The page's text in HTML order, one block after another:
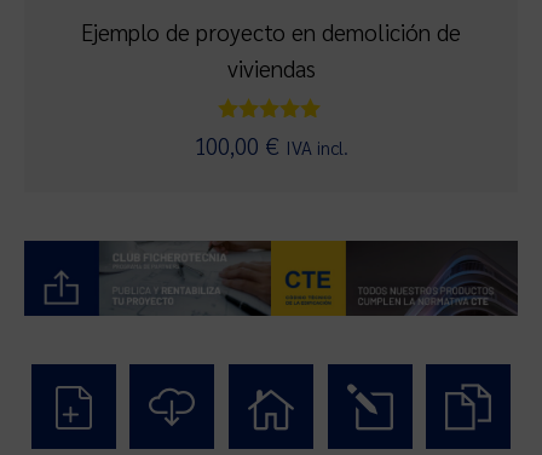
Ejemplo de proyecto en demolición de
viviendas
Valorado
con
100,00 € IVA incl.